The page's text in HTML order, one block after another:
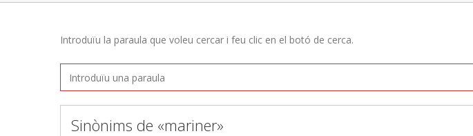
Introduïu la paraula que voleu cercar i feu clic en el botó de cerca.
Sinònims de «mariner»